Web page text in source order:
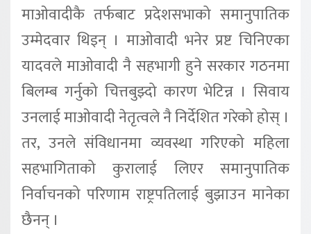
माओवादीकै तर्फबाट प्रदेशसभाको समानुपातिक
उम्मेदवार थिइन् । माओवादी भनेर प्रष्ट चिनिएका
यादवले माओवादी नै सहभागी हुने सरकार गठनमा
बिलम्ब गर्नुको चित्तबुझ्दो कारण भेटिन्न । सिवाय
उनलाई माओवादी नेतृत्वले नै निर्देशित गरेको होस् ।
तर, उनले संविधानमा व्यवस्था गरिएको महिला
सहभागिताको कुरालाई लिएर समानुपातिक
निर्वाचनको परिणाम राष्ट्रपतिलाई बुझाउन मानेका
छैनन् ।